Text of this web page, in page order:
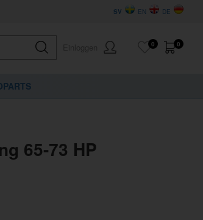
DE
EN
SV
0
0
65-73 HP